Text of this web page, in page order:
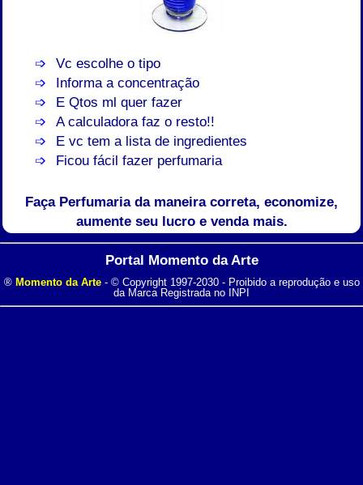
Vc escolhe o tipo
Informa a concentração
E Qtos ml quer fazer
A calculadora faz o resto!!
E vc tem a lista de ingredientes
Ficou fácil fazer perfumaria
Faça Perfumaria da maneira correta, economize,
aumente seu lucro e venda mais.
Portal Momento da Arte
® Momento da Arte- © Copyright 1997-2030 - Proibido a reprodução e uso
da Marca Registrada no INPI